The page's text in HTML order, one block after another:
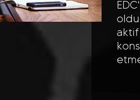
aktif